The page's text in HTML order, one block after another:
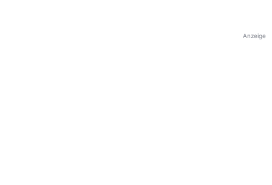
Anzeige